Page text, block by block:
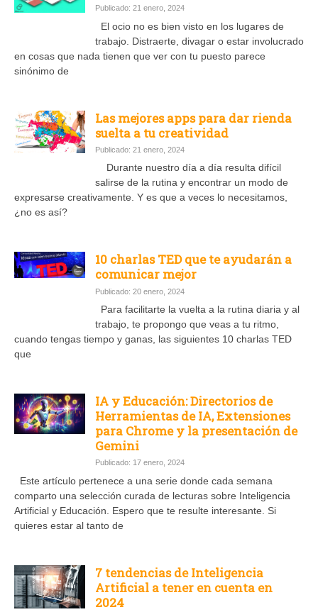
Publicado: 21 enero, 2024
El ocio no es bien visto en los lugares de
trabajo. Distraerte, divagar o estar involucrado
en cosas que nada tienen que ver con tu puesto parece
sinónimo de
Las mejores apps para dar rienda
suelta a tu creatividad
Publicado: 21 enero, 2024
Durante nuestro día a día resulta difícil
salirse de la rutina y encontrar un modo de
expresarse creativamente. Y es que a veces lo necesitamos,
¿no es así?
10 charlas TED que te ayudarán a
comunicar mejor
Publicado: 20 enero, 2024
Para facilitarte la vuelta a la rutina diaria y al
trabajo, te propongo que veas a tu ritmo,
cuando tengas tiempo y ganas, las siguientes 10 charlas TED
que
IA y Educación: Directorios de
Herramientas de IA, Extensiones
para Chrome y la presentación de
Gemini
Publicado: 17 enero, 2024
Este artículo pertenece a una serie donde cada semana
comparto una selección curada de lecturas sobre Inteligencia
Artificial y Educación. Espero que te resulte interesante. Si
quieres estar al tanto de
7 tendencias de Inteligencia
Artificial a tener en cuenta en
2024